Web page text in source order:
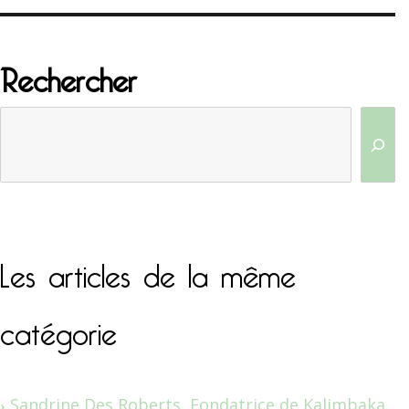
Rechercher
Les articles de la même
catégorie